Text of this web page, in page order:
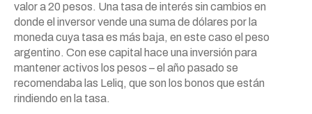
valor a 20 pesos. Una tasa de interés sin cambios en
donde el inversor vende una suma de dólares por la
moneda cuya tasa es más baja, en este caso el peso
argentino. Con ese capital hace una inversión para
mantener activos los pesos – el año pasado se
recomendaba las Leliq, que son los bonos que están
rindiendo en la tasa.